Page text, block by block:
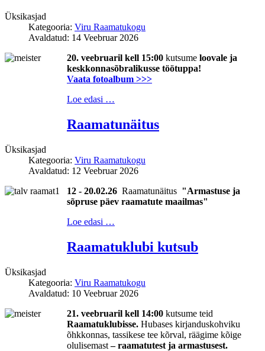
Üksikasjad
Kategooria: Viru Raamatukogu
Avaldatud: 14 Veebruar 2026
20. veebruaril kell 15:00 kutsume loovale ja
keskkonnasõbralikusse töötuppa!
Vaata fotoalbum >>>
Loe edasi …
Raamatunäitus
Üksikasjad
Kategooria: Viru Raamatukogu
Avaldatud: 12 Veebruar 2026
12 - 20.02.26 Raamatunäitus "Armastuse ja
sõpruse päev raamatute maailmas"
Loe edasi …
Raamatuklubi kutsub
Üksikasjad
Kategooria: Viru Raamatukogu
Avaldatud: 10 Veebruar 2026
21. veebruaril kell 14:00 kutsume teid
Raamatuklubisse. Hubases kirjanduskohviku
õhkkonnas, tassikese tee kõrval, räägime kõige
olulisemast– raamatutest ja armastusest.